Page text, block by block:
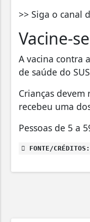
>> Siga o canal
Vacine-se
A vacina contra
de saúde do
Crianças
recebeu uma
Pessoas de 5 a
FONTE/CRÉDITOS: